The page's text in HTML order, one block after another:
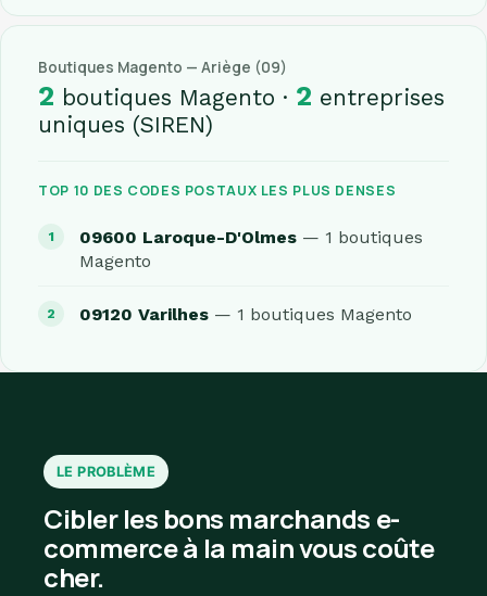
Boutiques Magento — Ariège (09)
2 boutiques Magento · 2 entreprises
uniques (SIREN)
TOP 10 DES CODES POSTAUX LES PLUS DENSES
09600 Laroque-D'Olmes — 1 boutiques
Magento
09120 Varilhes — 1 boutiques Magento
LE PROBLÈME
Cibler les bons marchands e-
commerce à la main vous coûte
cher.